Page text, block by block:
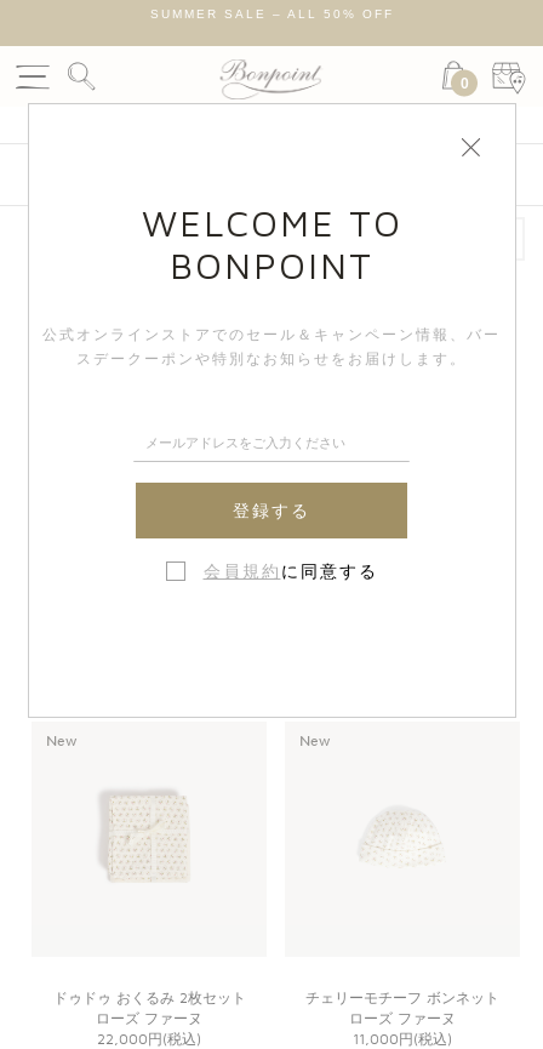
新作のお洋服を55,000円(税込)以上ご購入いただくとオリジナルチ
0
New
ドゥドゥ おくるみ 2枚セット(シー
New
シープモチーフ ニットボンネット
New
ドゥドゥ おくるみ 2枚セット
ローズ ファーヌ
22,000円(税込)
New
チェリーモチーフ ボンネット
ローズ ファーヌ
11,000円(税込)
WELCOME TO
BONPOINT
公式オンラインストアでのセール＆キャンペーン情報、 バー
スデークーポンや特別なお知らせをお届けします。
登録する
会員規約 に同意する